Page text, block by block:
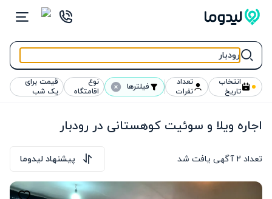
انتخاب
تاریخ
تعداد
نفرات فیلترها نوع
اقامتگاه
قیمت برای
یک شب
اجاره ویلا و سوئیت کوهستانی در رودبار
تعداد 2آگهی یافت شد پیشنهاد لیدوما